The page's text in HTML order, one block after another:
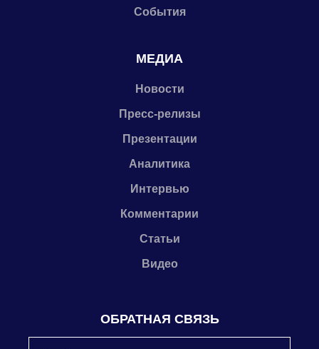
События
МЕДИА
Новости
Пресс-релизы
Презентации
Аналитика
Интервью
Комментарии
Статьи
Видео
ОБРАТНАЯ СВЯЗЬ